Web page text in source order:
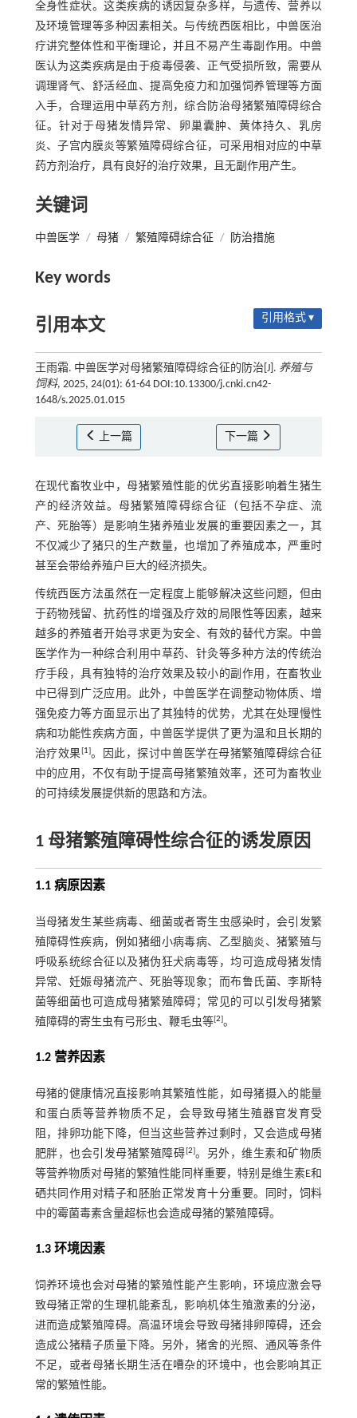
全身性症状。这类疾病的诱因复杂多样，与遗传、营养以
及环境管理等多种因素相关。与传统西医相比，中兽医治
疗讲究整体性和平衡理论，并且不易产生毒副作用。中兽
医认为这类疾病是由于疫毒侵袭、正气受损所致，需要从
调理肾气、舒活经血、提高免疫力和加强饲养管理等方面
入手，合理运用中草药方剂，综合防治母猪繁殖障碍综合
征。针对于母猪发情异常、卵巢囊肿、黄体持久、乳房
炎、子宫内膜炎等繁殖障碍综合征，可采用相对应的中草
药方剂治疗，具有良好的治疗效果，且无副作用产生。
关键词
中兽医学 / 母猪 / 繁殖障碍综合征 / 防治措施
Key words
引用本文 引用格式 ▾
王雨霜. 中兽医学对母猪繁殖障碍综合征的防治[J]. 养殖与
饲料, 2025, 24(01): 61-64 DOI:10.13300/j.cnki.cn42-
1648/s.2025.01.015
上一篇 下一篇
在现代畜牧业中，母猪繁殖性能的优劣直接影响着生猪生
产的经济效益。母猪繁殖障碍综合征（包括不孕症、流
产、死胎等）是影响生猪养殖业发展的重要因素之一，其
不仅减少了猪只的生产数量，也增加了养殖成本，严重时
甚至会带给养殖户巨大的经济损失。
传统西医方法虽然在一定程度上能够解决这些问题，但由
于药物残留、抗药性的增强及疗效的局限性等因素，越来
越多的养殖者开始寻求更为安全、有效的替代方案。中兽
医学作为一种综合利用中草药、针灸等多种方法的传统治
疗手段，具有独特的治疗效果及较小的副作用，在畜牧业
中已得到广泛应用。此外，中兽医学在调整动物体质、增
强免疫力等方面显示出了其独特的优势，尤其在处理慢性
病和功能性疾病方面，中兽医学提供了更为温和且长期的
治疗效果[1]。因此，探讨中兽医学在母猪繁殖障碍综合征
中的应用，不仅有助于提高母猪繁殖效率，还可为畜牧业
的可持续发展提供新的思路和方法。
1 母猪繁殖障碍性综合征的诱发原因
1.1 病原因素
当母猪发生某些病毒、细菌或者寄生虫感染时，会引发繁
殖障碍性疾病，例如猪细小病毒病、乙型脑炎、猪繁殖与
呼吸系统综合征以及猪伪狂犬病毒等，均可造成母猪发情
异常、妊娠母猪流产、死胎等现象；而布鲁氏菌、李斯特
菌等细菌也可造成母猪繁殖障碍；常见的可以引发母猪繁
殖障碍的寄生虫有弓形虫、鞭毛虫等[2]。
1.2 营养因素
母猪的健康情况直接影响其繁殖性能，如母猪摄入的能量
和蛋白质等营养物质不足，会导致母猪生殖器官发育受
阻，排卵功能下降，但当这些营养过剩时，又会造成母猪
肥胖，也会引发母猪繁殖障碍[2]。另外，维生素和矿物质
等营养物质对母猪的繁殖性能同样重要，特别是维生素E和
硒共同作用对精子和胚胎正常发育十分重要。同时，饲料
中的霉菌毒素含量超标也会造成母猪的繁殖障碍。
1.3 环境因素
饲养环境也会对母猪的繁殖性能产生影响，环境应激会导
致母猪正常的生理机能紊乱，影响机体生殖激素的分泌，
进而造成繁殖障碍。高温环境会导致母猪排卵障碍，还会
造成公猪精子质量下降。另外，猪舍的光照、通风等条件
不足，或者母猪长期生活在嘈杂的环境中，也会影响其正
常的繁殖性能。